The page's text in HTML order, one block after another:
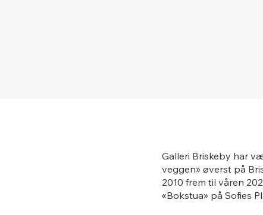
Galleri Briskeby har
veggen» øverst på
2010 frem til våren
«Bokstua» på Sofies